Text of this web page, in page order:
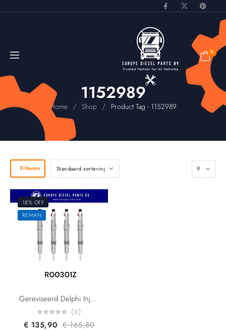
0
1152989
Home / Shop / Product Tag - 1152989
Filteren
18% OFF
REMAN
Gereviseerd Delphi Injector R00301Z R00001Z R00002Z R00101Z 2S7Q9K546AH 1152989 3S7Q9K546AJ 1376694 1226331 2.0TDCI
(0)
€ 135,90 €165,80